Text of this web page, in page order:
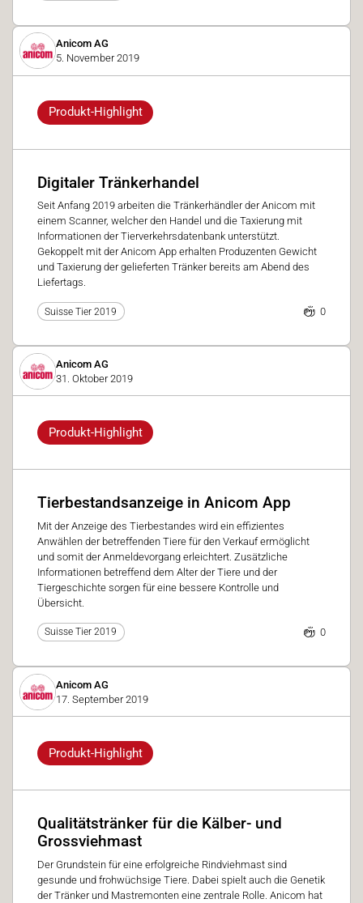
Anicom AG
5. November 2019
Produkt-Highlight
Digitaler Tränkerhandel
Seit Anfang 2019 arbeiten die Tränkerhändler der Anicom mit
einem Scanner, welcher den Handel und die Taxierung mit
Informationen der Tierverkehrsdatenbank unterstützt.
Gekoppelt mit der Anicom App erhalten Produzenten Gewicht
und Taxierung der gelieferten Tränker bereits am Abend des
Liefertags.
Suisse Tier 2019 0
Anicom AG
31. Oktober 2019
Produkt-Highlight
Tierbestandsanzeige in Anicom App
Mit der Anzeige des Tierbestandes wird ein effizientes
Anwählen der betreffenden Tiere für den Verkauf ermöglicht
und somit der Anmeldevorgang erleichtert. Zusätzliche
Informationen betreffend dem Alter der Tiere und der
Tiergeschichte sorgen für eine bessere Kontrolle und
Übersicht.
Suisse Tier 2019 0
Anicom AG
17. September 2019
Produkt-Highlight
Qualitätstränker für die Kälber- und
Grossviehmast
Der Grundstein für eine erfolgreiche Rindviehmast sind
gesunde und frohwüchsige Tiere. Dabei spielt auch die Genetik
der Tränker und Mastremonten eine zentrale Rolle. Anicom hat